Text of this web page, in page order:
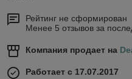
Рейтинг не сформирован
Менее 5 отзывов за
Компания продает на
Работает с 17.07.2017